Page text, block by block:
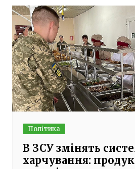
Політика
В ЗСУ змінять
харчування: